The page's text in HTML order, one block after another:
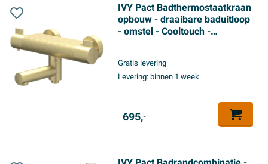
IVY Pact Badthermostaatkraan
opbouw - draaibare baduitloop
- omstel - Cooltouch -
Gratis levering
Levering:binnen 1 week
695,-